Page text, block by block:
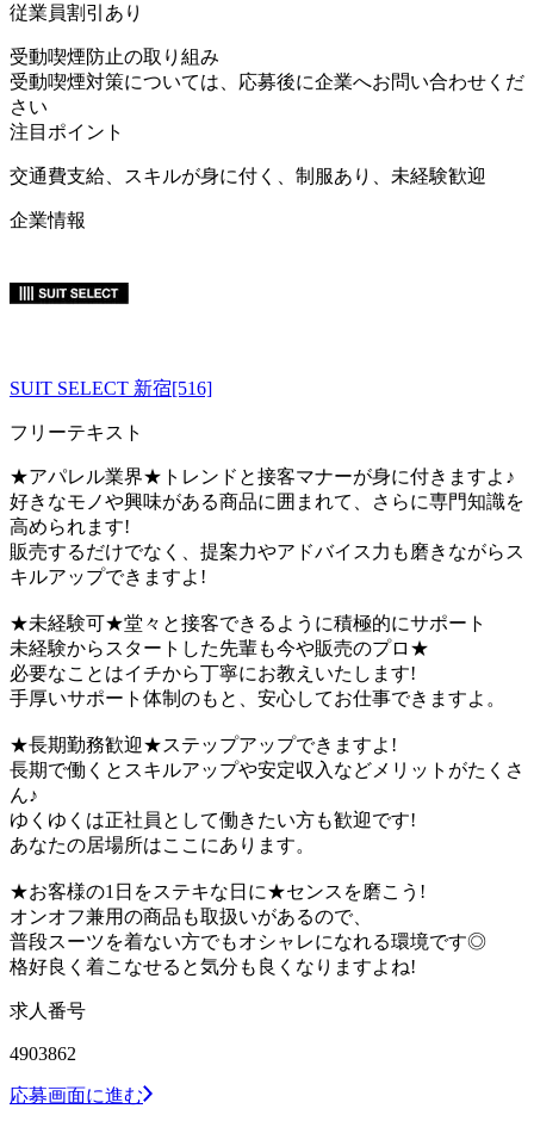
従業員割引あり
受動喫煙防止の取り組み
受動喫煙対策については、応募後に企業へお問い合わせくだ
さい
注目ポイント
交通費支給、スキルが身に付く、制服あり、未経験歓迎
企業情報
SUIT SELECT 新宿[516]
フリーテキスト
★アパレル業界★トレンドと接客マナーが身に付きますよ♪
好きなモノや興味がある商品に囲まれて、さらに専門知識を
高められます!
販売するだけでなく、提案力やアドバイス力も磨きながらス
キルアップできますよ!
★未経験可★堂々と接客できるように積極的にサポート
未経験からスタートした先輩も今や販売のプロ★
必要なことはイチから丁寧にお教えいたします!
手厚いサポート体制のもと、安心してお仕事できますよ。
★長期勤務歓迎★ステップアップできますよ!
長期で働くとスキルアップや安定収入などメリットがたくさ
ん♪
ゆくゆくは正社員として働きたい方も歓迎です!
あなたの居場所はここにあります。
★お客様の1日をステキな日に★センスを磨こう!
オンオフ兼用の商品も取扱いがあるので、
普段スーツを着ない方でもオシャレになれる環境です◎
格好良く着こなせると気分も良くなりますよね!
求人番号
4903862
応募画面に進む